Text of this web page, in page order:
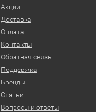
Акции
Доставка
Оплата
Контакты
Обратная связь
Поддержка
Бренды
Статьи
Вопросы и ответы